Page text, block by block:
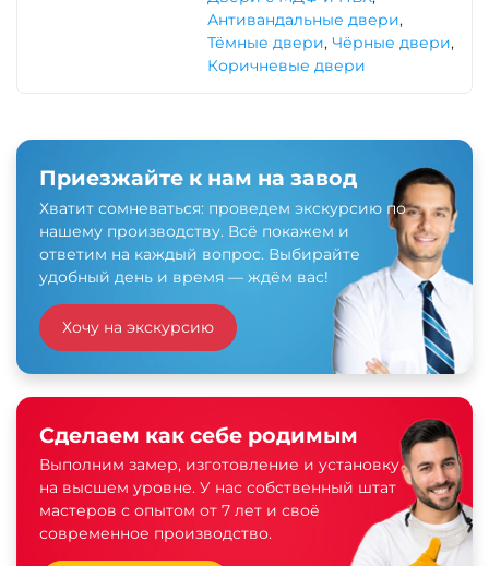
Антивандальные двери,
Тёмные двери, Чёрные двери,
Коричневые двери
Приезжайте к нам на завод
Хватит сомневаться: проведем экскурсию по
нашему производству. Всё покажем и
ответим на каждый вопрос. Выбирайте
удобный день и время — ждём вас!
Хочу на экскурсию
Сделаем как себе родимым
Выполним замер, изготовление и установку
на высшем уровне. У нас собственный штат
мастеров с опытом от 7 лет и своё
современное производство.